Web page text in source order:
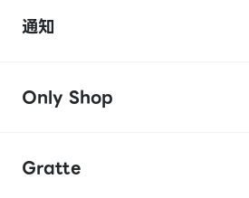
通知
Only Shop
Gratte